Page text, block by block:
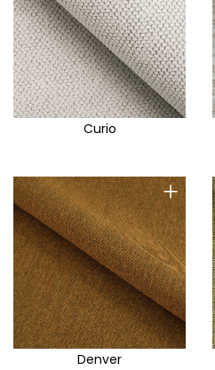
Curio
+
Denver